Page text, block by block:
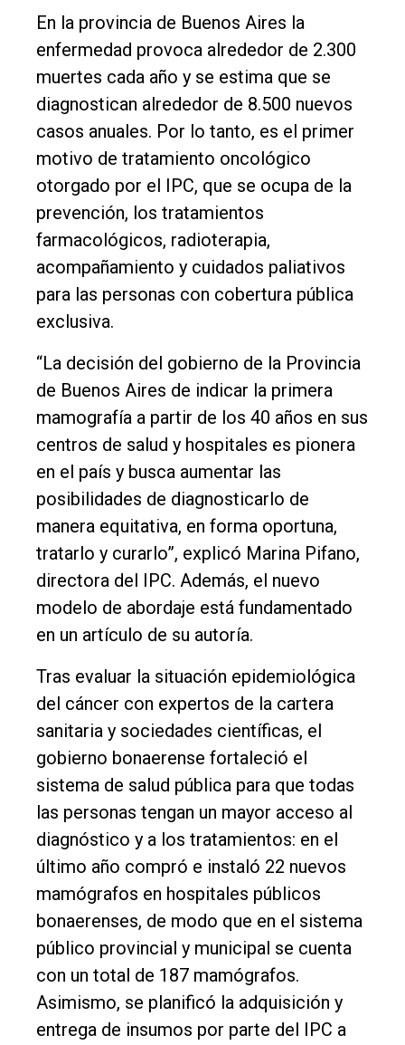
En la provincia de Buenos Aires la
enfermedad provoca alrededor de 2.300
muertes cada año y se estima que se
diagnostican alrededor de 8.500 nuevos
casos anuales. Por lo tanto, es el primer
motivo de tratamiento oncológico
otorgado por el IPC, que se ocupa de la
prevención, los tratamientos
farmacológicos, radioterapia,
acompañamiento y cuidados paliativos
para las personas con cobertura pública
exclusiva.
“La decisión del gobierno de la Provincia
de Buenos Aires de indicar la primera
mamografía a partir de los 40 años en sus
centros de salud y hospitales es pionera
en el país y busca aumentar las
posibilidades de diagnosticarlo de
manera equitativa, en forma oportuna,
tratarlo y curarlo”, explicó Marina Pifano,
directora del IPC. Además, el nuevo
modelo de abordaje está fundamentado
en un artículo de su autoría.
Tras evaluar la situación epidemiológica
del cáncer con expertos de la cartera
sanitaria y sociedades científicas, el
gobierno bonaerense fortaleció el
sistema de salud pública para que todas
las personas tengan un mayor acceso al
diagnóstico y a los tratamientos: en el
último año compró e instaló 22 nuevos
mamógrafos en hospitales públicos
bonaerenses, de modo que en el sistema
público provincial y municipal se cuenta
con un total de 187 mamógrafos.
Asimismo, se planificó la adquisición y
entrega de insumos por parte del IPC a